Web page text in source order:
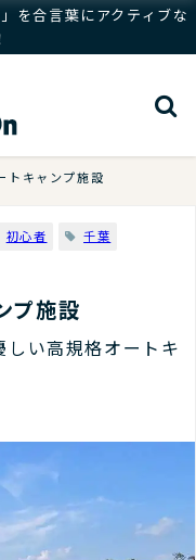
を合言葉にアクティブな
キャンプ施設
初心者
千葉
施設
い高規格オートキ